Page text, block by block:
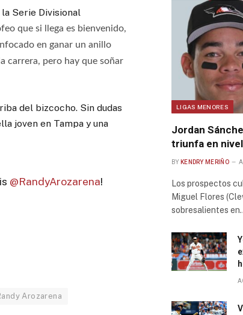
Serie Divisional
que si llega es bienvenido,
en ganar un anillo
carrera, pero hay que soñar
del bizcocho. Sin dudas
joven en Tampa y una
@RandyArozarena!
Arozarena
LIGAS MENORES
Jordan
triunfa en
BY KENDRY MERIÑO
Los prospectos
Miguel Flores
sobresalientes